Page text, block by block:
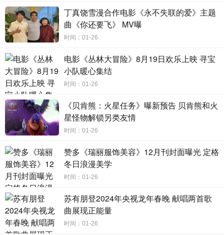
具有感染力的。”细致的表演传递最本质的快乐，爆笑氛围已
齐备，一起来开年大笑！
电影《这个杀手不太冷静》由新丽传媒集团有限公司、
西虹市影视文化（天津）有限公司、浙江开心麻花影业有限
公司、天津猫眼微影文化传媒有限公司、天津阅文影视文化
传媒有限公司、腾讯影业文化传播有限公司、海口西虹胡同
影视文化有限公司出品。
丁真饶雪漫合作电影《永不失联的爱》主题
曲《你还要飞》 MV曝
时间：01-26
电影《丛林大冒险》8月19日欢乐上映 寻宝
小队暖心集结
时间：01-26
《贝肯熊：火星任务》曝新预告 贝肯熊和火
星怪物解锁另类友情
时间：01-26
赞多《瑞丽服饰美容》12月刊封面曝光 定格
冬日浪漫美学
时间：01-26
苏有朋登2024年央视龙年春晚 献唱两首歌
曲展现正能量
时间：01-26